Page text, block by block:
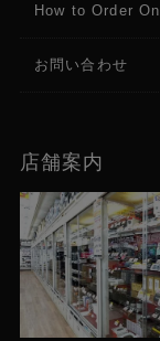
How to Order
お問い合わせ
店舗案内